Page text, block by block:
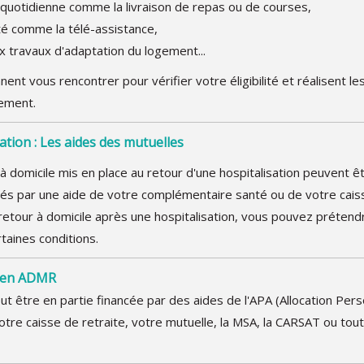
comme la livraison de repas ou de courses,
comme la télé-assistance,
travaux d'adaptation du logement...
vous rencontrer pour vérifier votre éligibilité et réalisent
: Les aides des mutuelles
domicile mis en place au retour d'une hospitalisation peuvent
par une aide de votre complémentaire santé ou de votre
à domicile après une hospitalisation, vous pouvez
conditions.
ADMR
être en partie financée par des aides de l'APA (Allocation
caisse de retraite, votre mutuelle, la MSA, la CARSAT ou